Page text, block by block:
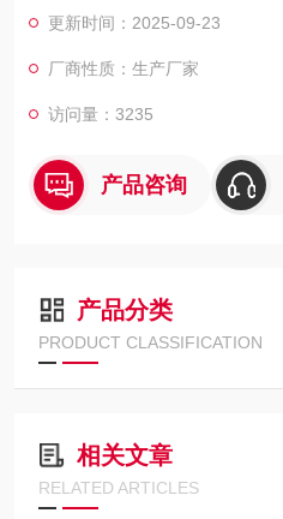
更新时间：2025-09-23
厂商性质：生产厂家
访问量：3235
产品咨询
产品分类
PRODUCT CLASSIFICATION
相关文章
RELATED ARTICLES